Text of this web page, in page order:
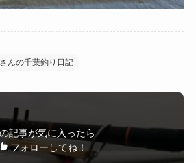
んの千葉釣り日記
記事が気に入ったら
フォローしてね！